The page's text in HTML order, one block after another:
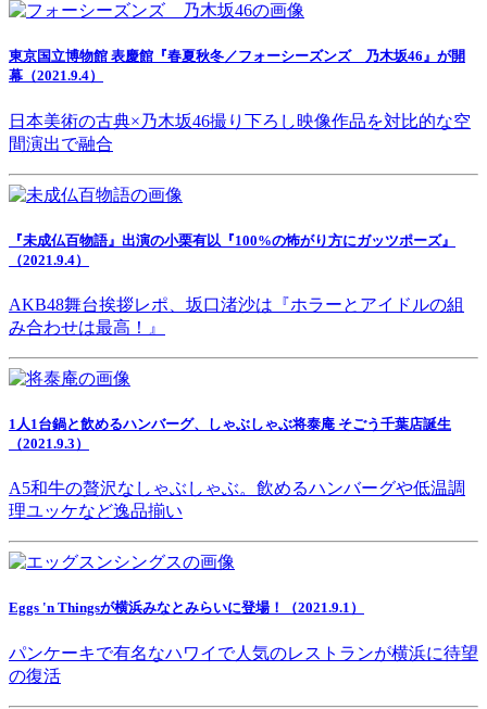
東京国立博物館 表慶館『春夏秋冬／フォーシーズンズ 乃木坂46』が開
幕（2021.9.4）
日本美術の古典×乃木坂46撮り下ろし映像作品を対比的な空
間演出で融合
『未成仏百物語』出演の小栗有以『100%の怖がり方にガッツポーズ』
（2021.9.4）
AKB48舞台挨拶レポ、坂口渚沙は『ホラーとアイドルの組
み合わせは最高！』
1人1台鍋と飲めるハンバーグ、しゃぶしゃぶ将泰庵 そごう千葉店誕生
（2021.9.3）
A5和牛の贅沢なしゃぶしゃぶ。飲めるハンバーグや低温調
理ユッケなど逸品揃い
Eggs 'n Thingsが横浜みなとみらいに登場！（2021.9.1）
パンケーキで有名なハワイで人気のレストランが横浜に待望
の復活